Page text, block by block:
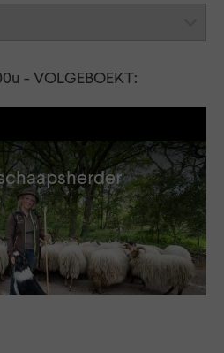
- VOLGEBOEKT: